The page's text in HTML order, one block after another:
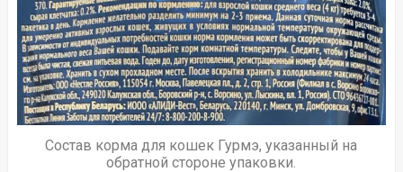
Состав корма для кошек Гурмэ, указанный на
обратной стороне упаковки.